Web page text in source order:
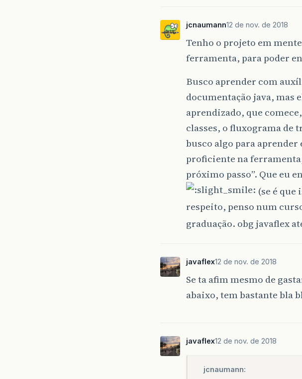
jcnaumann12 de nov. de 2018
Tenho o projeto em
ferramenta, para poder
Busco aprender com
documentação java, mas
aprendizado, que
classes, o fluxograma de
busco algo para
proficiente na
próximo passo”. Que eu
(se é
respeito, penso num
graduação. obg javaflex
javaflex12 de nov. de 2018
Se ta afim mesmo de
abaixo, tem bastante bla
javaflex12 de nov. de 2018
jcnaumann: